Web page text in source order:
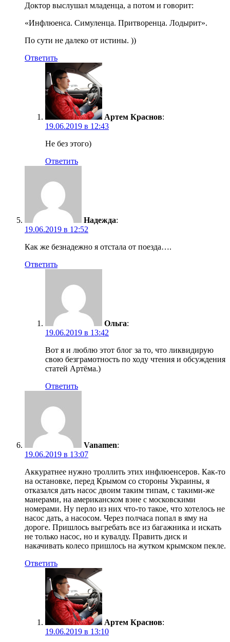
Доктор выслушал младенца, а потом и говорит:
«Инфлюенса. Симуленца. Притворенца. Лодырит».
По сути не далеко от истины. ))
Ответить
Артем Краснов:
19.06.2019 в 12:43
Не без этого)
Ответить
Надежда:
19.06.2019 в 12:52
Как же безнадежно я отстала от поезда….
Ответить
Ольга:
19.06.2019 в 13:42
Вот я и люблю этот блог за то, что ликвидирую
свою безграмотность по ходу чтения и обсуждения
статей Артёма.)
Ответить
Vanamen:
19.06.2019 в 13:07
Аккуратнее нужно троллить этих инфлюенсеров. Как-то
на остановке, перед Крымом со стороны Украины, я
отказался дать насос двоим таким типам, с такими-же
манерами, на американском вэне с московскими
номерами. Ну перло из них что-то такое, что хотелось не
насос дать, а насосом. Через полчаса попал в яму на
дороге. Пришлось выгребать все из багажника и искать
не только насос, но и кувалду. Править диск и
накачивать колесо пришлось на жутком крымском пекле.
Ответить
Артем Краснов:
19.06.2019 в 13:10